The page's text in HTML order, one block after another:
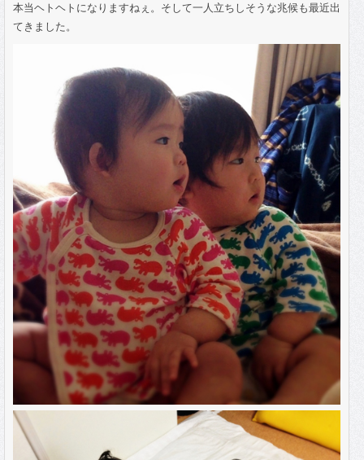
本当ヘトヘトになりますねぇ。そして一人立ちしそうな兆候も最近出
てきました。